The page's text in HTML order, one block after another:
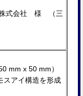
株式会社 様 （三
mm x 50 mm）
スアイ構造を形成